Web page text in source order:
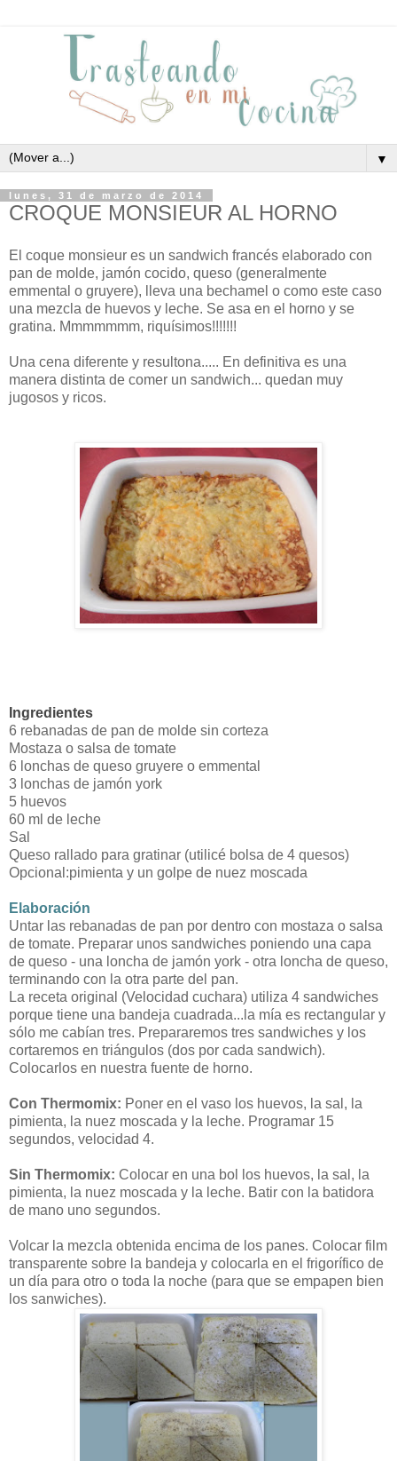
▼
lunes, 31 de marzo de 2014
CROQUE MONSIEUR AL HORNO
El coque monsieur es un sandwich francés elaborado con
pan de molde, jamón cocido, queso (generalmente
emmental o gruyere), lleva una bechamel o como este caso
una mezcla de huevos y leche. Se asa en el horno y se
gratina. Mmmmmmm, riquísimos!!!!!!!
Una cena diferente y resultona..... En definitiva es una
manera distinta de comer un sandwich... quedan muy
jugosos y ricos.
Ingredientes
6 rebanadas de pan de molde sin corteza
Mostaza o salsa de tomate
6 lonchas de queso gruyere o emmental
3 lonchas de jamón york
5 huevos
60 ml de leche
Sal
Queso rallado para gratinar (utilicé bolsa de 4 quesos)
Opcional:pimienta y un golpe de nuez moscada
Elaboración
Untar las rebanadas de pan por dentro con mostaza o salsa
de tomate. Preparar unos sandwiches poniendo una capa
de queso - una loncha de jamón york - otra loncha de queso,
terminando con la otra parte del pan.
La receta original (Velocidad cuchara) utiliza 4 sandwiches
porque tiene una bandeja cuadrada...la mía es rectangular y
sólo me cabían tres. Prepararemos tres sandwiches y los
cortaremos en triángulos (dos por cada sandwich).
Colocarlos en nuestra fuente de horno.
Con Thermomix: Poner en el vaso los huevos, la sal, la
pimienta, la nuez moscada y la leche. Programar 15
segundos, velocidad 4.
Sin Thermomix: Colocar en una bol los huevos, la sal, la
pimienta, la nuez moscada y la leche. Batir con la batidora
de mano uno segundos.
Volcar la mezcla obtenida encima de los panes. Colocar film
transparente sobre la bandeja y colocarla en el frigorífico de
un día para otro o toda la noche (para que se empapen bien
los sanwiches).